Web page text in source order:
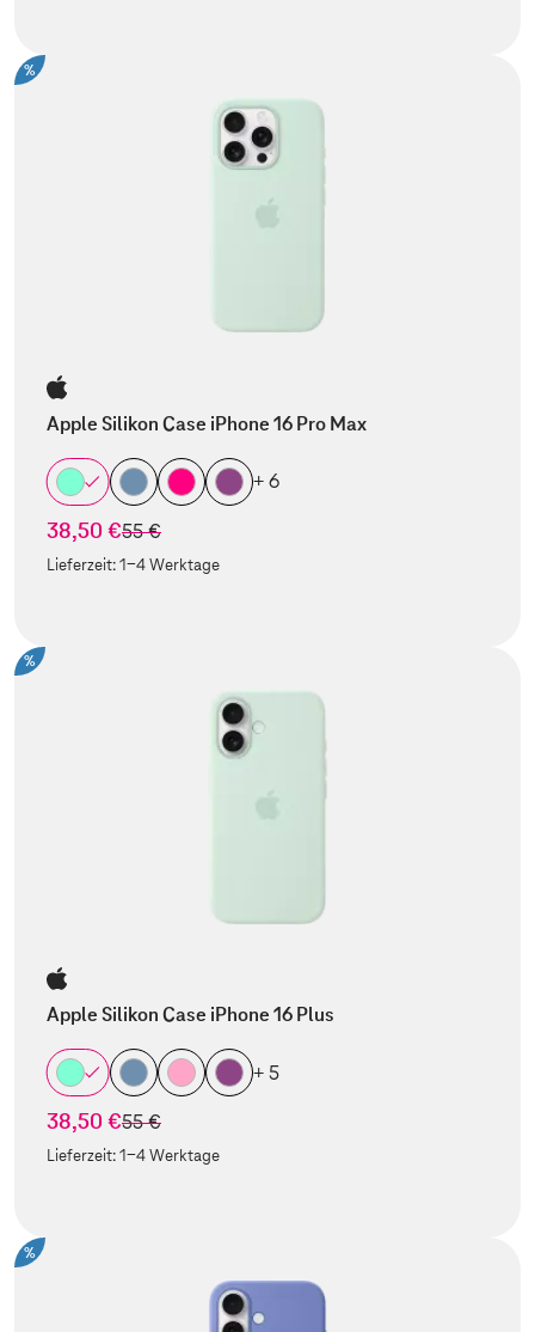
%
Apple Silikon Case iPhone 16 Pro Max
+ 6
38,50 €statt
55 €
Lieferzeit:1-4 Werktage
%
Apple Silikon Case iPhone 16 Plus
+ 5
38,50 €statt
55 €
Lieferzeit:1-4 Werktage
%